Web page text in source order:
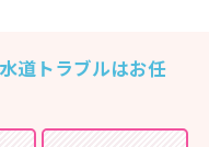
道トラブルはお任